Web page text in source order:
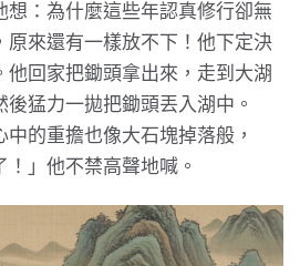
想：為什麼這些年認真修行卻無
原來還有一樣放不下！他下定決
他回家把鋤頭拿出來，走到大湖
猛力一拋把鋤頭丟入湖中。
中的重擔也像大石塊掉落般，
！」他不禁高聲地喊。